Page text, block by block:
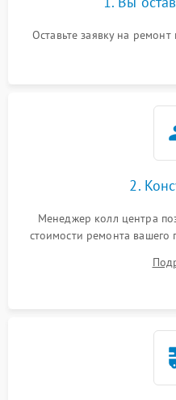
Оставьте заявку на
2.
Менеджер колл центра
стоимости ремонта вашего